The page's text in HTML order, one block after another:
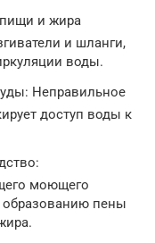
и жира
и шланги,
воды.
Неправильное
доступ воды к
моющего
образованию пены